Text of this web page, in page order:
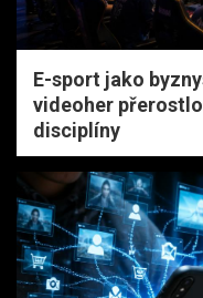
E-sport jako
videoher
disciplíny